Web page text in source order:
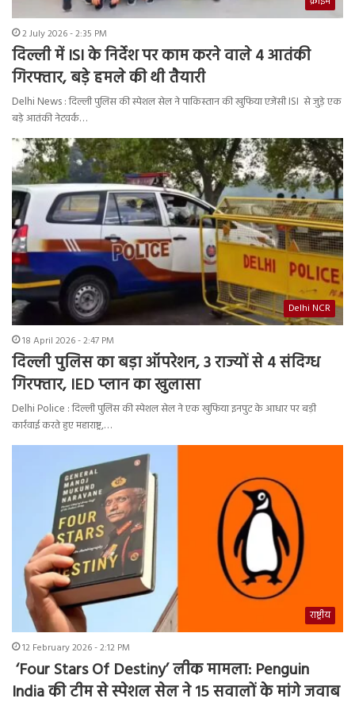
2 July 2026 - 2:35 PM
दिल्ली में ISI के निर्देश पर काम करने वाले 4 आतंकी
गिरफ्तार, बड़े हमले की थी तैयारी
Delhi News : दिल्ली पुलिस की स्पेशल सेल ने पाकिस्तान की खुफिया एजेंसी ISI से जुड़े एक
बड़े आतंकी नेटवर्क…
Delhi NCR
18 April 2026 - 2:47 PM
दिल्ली पुलिस का बड़ा ऑपरेशन, 3 राज्यों से 4 संदिग्ध
गिरफ्तार, IED प्लान का खुलासा
Delhi Police : दिल्ली पुलिस की स्पेशल सेल ने एक खुफिया इनपुट के आधार पर बड़ी
कार्रवाई करते हुए महाराष्ट्र,…
राष्ट्रीय
12 February 2026 - 2:12 PM
‘Four Stars Of Destiny’ लीक मामला: Penguin
India की टीम से स्पेशल सेल ने 15 सवालों के मांगे जवाब